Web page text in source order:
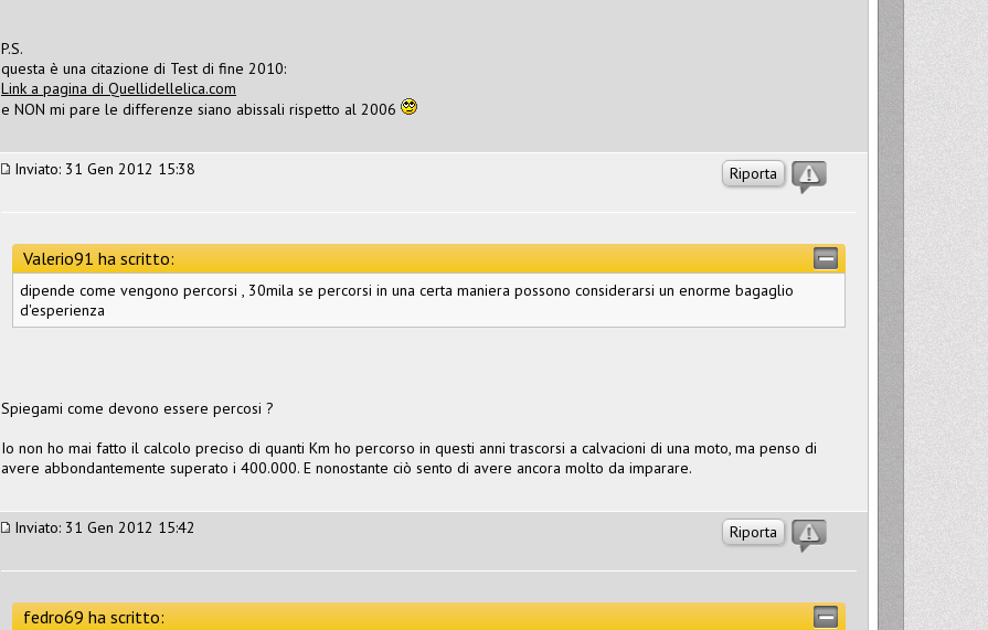
P.S.
questa è una citazione di Test di fine 2010:
Link a pagina di Quellidellelica.com
e NON mi pare le differenze siano abissali rispetto al 2006
Riporta
Inviato: 31 Gen 2012 15:38
Valerio91 ha scritto:
dipende come vengono percorsi , 30mila se percorsi in una certa maniera possono considerarsi un enorme bagaglio
d'esperienza
Spiegami come devono essere percosi ?
Io non ho mai fatto il calcolo preciso di quanti Km ho percorso in questi anni trascorsi a calvacioni di una moto, ma penso di
avere abbondantemente superato i 400.000. E nonostante ciò sento di avere ancora molto da imparare.
Riporta
Inviato: 31 Gen 2012 15:42
fedro69 ha scritto: